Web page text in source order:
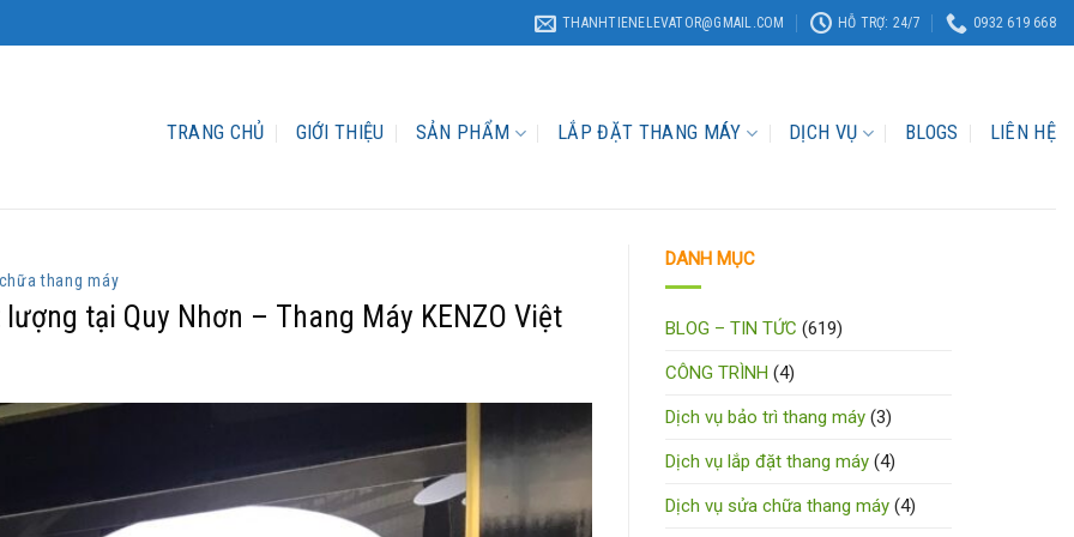
THANHTIENELEVATOR@GMAIL.COM HỖ TRỢ: 24/7 0932 619 668
TRANG CHỦ GIỚI THIỆU SẢN PHẨM LẮP ĐẶT THANG MÁY DỊCH VỤ BLOGS LIÊN HỆ
thang máy
tại Quy Nhơn – Thang Máy KENZO Việt
DANH MỤC
BLOG – TIN TỨC (619)
CÔNG TRÌNH (4)
Dịch vụ bảo trì thang máy (3)
Dịch vụ lắp đặt thang máy (4)
Dịch vụ sửa chữa thang máy (4)